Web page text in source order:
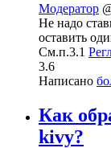
Модератор
Не надо
оставить
См.п.3.1
3.6
Написано
Как
kivy?